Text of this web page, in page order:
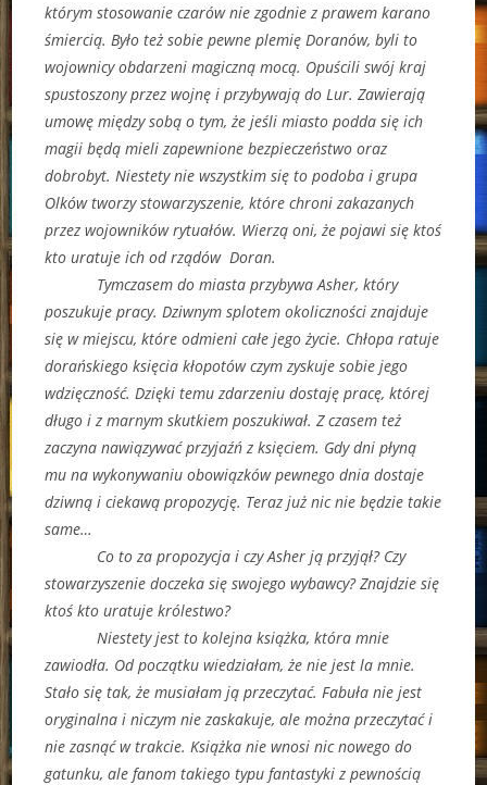
którym stosowanie czarów nie zgodnie z prawem karano
śmiercią. Było też sobie pewne plemię Doranów, byli to
wojownicy obdarzeni magiczną mocą. Opuścili swój kraj
spustoszony przez wojnę i przybywają do Lur. Zawierają
umowę między sobą o tym, że jeśli miasto podda się ich
magii będą mieli zapewnione bezpieczeństwo oraz
dobrobyt. Niestety nie wszystkim się to podoba i grupa
Olków tworzy stowarzyszenie, które chroni zakazanych
przez wojowników rytuałów. Wierzą oni, że pojawi się ktoś
kto uratuje ich od rządów Doran.
Tymczasem do miasta przybywa Asher, który
poszukuje pracy. Dziwnym splotem okoliczności znajduje
się w miejscu, które odmieni całe jego życie. Chłopa ratuje
dorańskiego księcia kłopotów czym zyskuje sobie jego
wdzięczność. Dzięki temu zdarzeniu dostaję pracę, której
długo i z marnym skutkiem poszukiwał. Z czasem też
zaczyna nawiązywać przyjaźń z księciem. Gdy dni płyną
mu na wykonywaniu obowiązków pewnego dnia dostaje
dziwną i ciekawą propozycję. Teraz już nic nie będzie takie
same…
Co to za propozycja i czy Asher ją przyjął? Czy
stowarzyszenie doczeka się swojego wybawcy? Znajdzie się
ktoś kto uratuje królestwo?
Niestety jest to kolejna książka, która mnie
zawiodła. Od początku wiedziałam, że nie jest la mnie.
Stało się tak, że musiałam ją przeczytać. Fabuła nie jest
oryginalna i niczym nie zaskakuje, ale można przeczytać i
nie zasnąć w trakcie. Książka nie wnosi nic nowego do
gatunku, ale fanom takiego typu fantastyki z pewnością